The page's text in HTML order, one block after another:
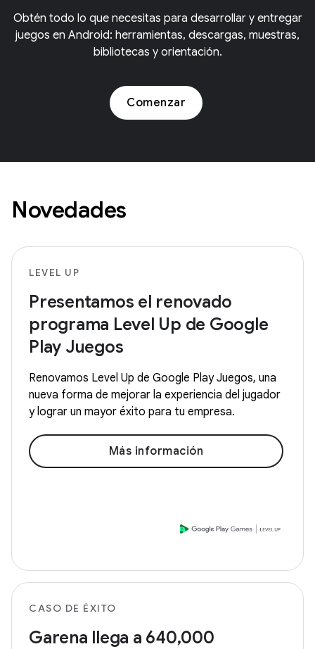
Obtén todo lo que necesitas para desarrollar y entregar
juegos en Android: herramientas, descargas, muestras,
bibliotecas y orientación.
Comenzar
Novedades
LEVEL UP
Presentamos el renovado
programa Level Up de Google
Play Juegos
Renovamos Level Up de Google Play Juegos, una
nueva forma de mejorar la experiencia del jugador
y lograr un mayor éxito para tu empresa.
Más información
CASO DE ÉXITO
Garena llega a 640,000